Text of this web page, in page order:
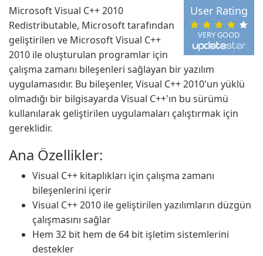
VERY GOOD
User Rating
Microsoft Visual C++ 2010
Redistributable, Microsoft tarafından
geliştirilen ve Microsoft Visual C++
2010 ile oluşturulan programlar için
çalışma zamanı bileşenleri sağlayan bir yazılım
uygulamasıdır. Bu bileşenler, Visual C++ 2010'un yüklü
olmadığı bir bilgisayarda Visual C++'ın bu sürümü
kullanılarak geliştirilen uygulamaları çalıştırmak için
gereklidir.
Ana Özellikler:
Visual C++ kitaplıkları için çalışma zamanı
bileşenlerini içerir
Visual C++ 2010 ile geliştirilen yazılımların düzgün
çalışmasını sağlar
Hem 32 bit hem de 64 bit işletim sistemlerini
destekler